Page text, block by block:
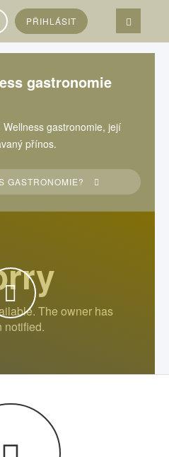
PŘIHLÁSIT
gastronomie
gastronomie, její
přínos.
GASTRONOMIE?
WATCH THE VIDEO